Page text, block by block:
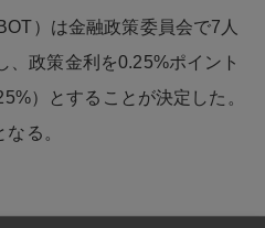
）は金融政策委員会で7人
、政策金利を0.25%ポイント
）とすることが決定した。
る。